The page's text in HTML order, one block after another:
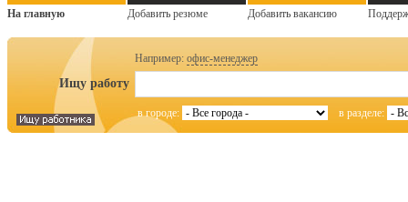
На главную Добавить резюме Добавить вакансию
Например: офис-менеджер
Ищу работу
в городе: в разделе: